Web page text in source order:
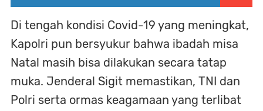
Di tengah kondisi Covid-19 yang meningkat,
Kapolri pun bersyukur bahwa ibadah misa
Natal masih bisa dilakukan secara tatap
muka. Jenderal Sigit memastikan, TNI dan
Polri serta ormas keagamaan yang terlibat